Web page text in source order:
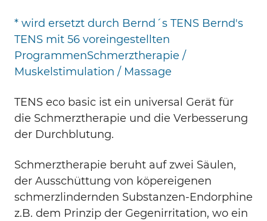
* wird ersetzt durch Bernd´s TENS Bernd's
TENS mit 56 voreingestellten
ProgrammenSchmerztherapie /
Muskelstimulation / Massage
TENS eco basic ist ein universal Gerät für
die Schmerztherapie und die Verbesserung
der Durchblutung.
Schmerztherapie beruht auf zwei Säulen,
der Ausschüttung von köpereigenen
schmerzlindernden Substanzen-Endorphine
z.B. dem Prinzip der Gegenirritation, wo ein